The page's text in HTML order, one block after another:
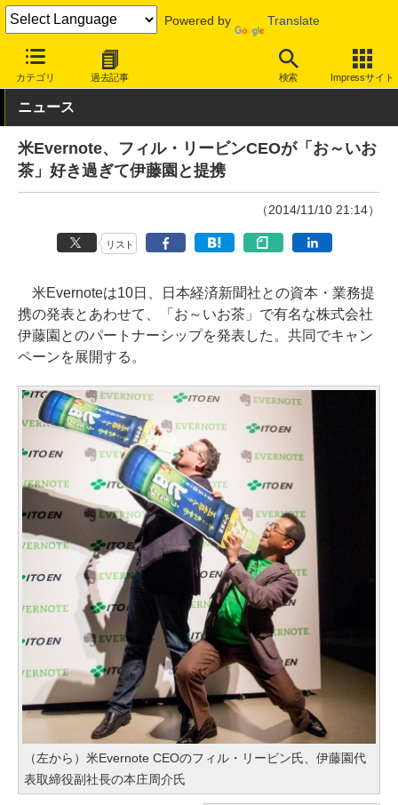
Powered by Translate
カテゴリ 過去記事 検索 Impressサイト
INTERNET Watch サービス/ソフト サービス クラウド
ニュース
米Evernote、フィル・リービンCEOが「お～いお
茶」好き過ぎて伊藤園と提携
（2014/11/10 21:14）
リスト
米Evernoteは10日、日本経済新聞社との資本・業務提
携の発表とあわせて、「お～いお茶」で有名な株式会社
伊藤園とのパートナーシップを発表した。共同でキャン
ペーンを展開する。
（左から）米Evernote CEOのフィル・リービン氏、伊藤園代
表取締役副社長の本庄周介氏